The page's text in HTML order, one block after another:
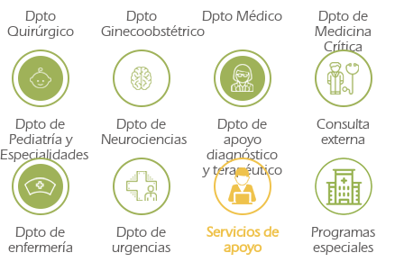
Dpto
Quirúrgico
Dpto
Ginecoobstétrico
Dpto Médico
Dpto de
Medicina
Crítica
Dpto de
Pediatría y
Especialidades
Dpto de
Neurociencias
Dpto de
apoyo
diagnóstico
y terapéutico
Consulta
externa
Dpto de
enfermería
Dpto de
urgencias
Servicios de
apoyo
Programas
especiales